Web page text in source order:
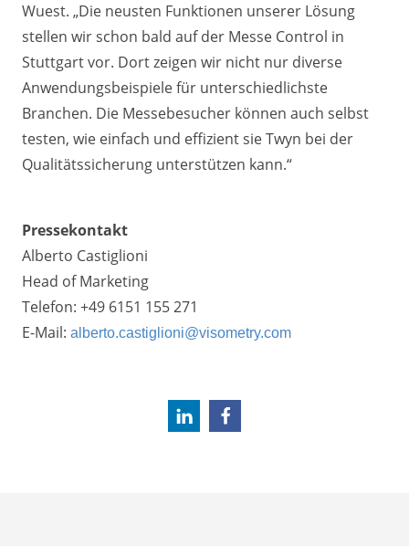
Wuest. „Die neusten Funktionen unserer Lösung
stellen wir schon bald auf der Messe Control in
Stuttgart vor. Dort zeigen wir nicht nur diverse
Anwendungsbeispiele für unterschiedlichste
Branchen. Die Messebesucher können auch selbst
testen, wie einfach und effizient sie Twyn bei der
Qualitätssicherung unterstützen kann.“
Pressekontakt
Alberto Castiglioni
Head of Marketing
Telefon: +49 6151 155 271
E-Mail: alberto.castiglioni@visometry.com